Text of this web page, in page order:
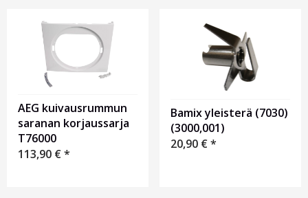
AEG kuivausrummun
saranan korjaussarja
T76000
113,90 €*
Bamix yleisterä (7030)
(3000,001)
20,90 €*